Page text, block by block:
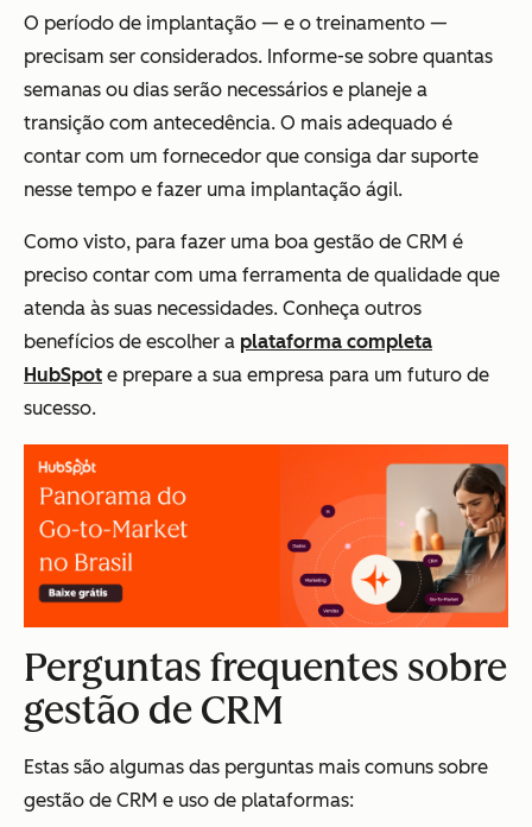
O período de implantação — e o treinamento —
precisam ser considerados. Informe-se sobre quantas
semanas ou dias serão necessários e planeje a
transição com antecedência. O mais adequado é
contar com um fornecedor que consiga dar suporte
nesse tempo e fazer uma implantação ágil.
Como visto, para fazer uma boa gestão de CRM é
preciso contar com uma ferramenta de qualidade que
atenda às suas necessidades. Conheça outros
benefícios de escolher a plataforma completa
HubSpot e prepare a sua empresa para um futuro de
sucesso.
Perguntas frequentes sobre
gestão de CRM
Estas são algumas das perguntas mais comuns sobre
gestão de CRM e uso de plataformas: